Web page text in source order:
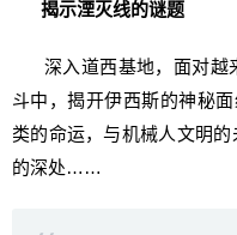
揭示湮灭线的谜题
深入道西基地，面对越
斗中，揭开伊西斯的神秘
类的命运，与机械人文明
的深处……